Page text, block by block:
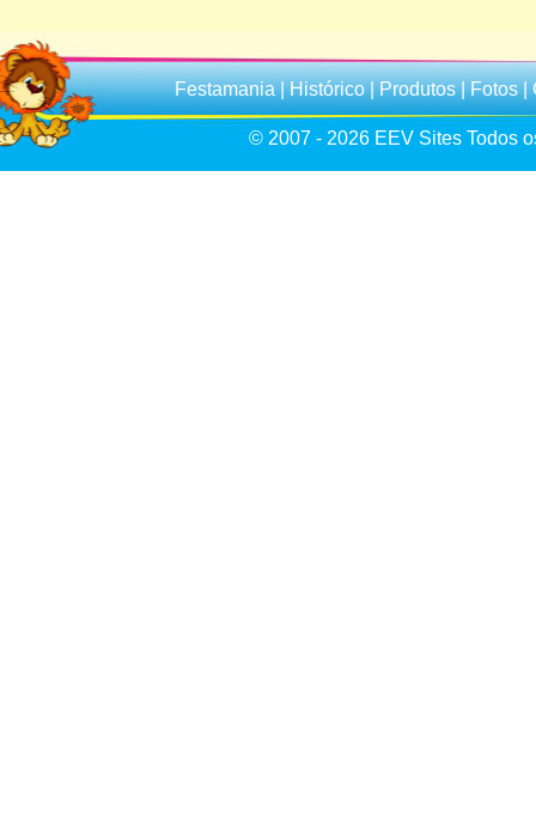
Festamania|Histórico|Produtos|Fotos|
© 2007 - 2026 EEV Sites Todos